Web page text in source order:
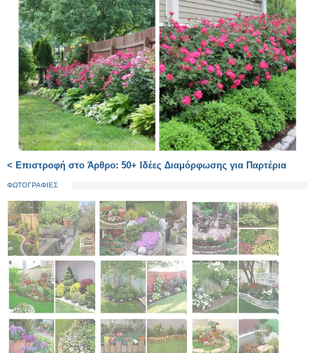
< Επιστροφή στο Άρθρο: 50+ Ιδέες Διαμόρφωσης για Παρτέρια
ΦΩΤΟΓΡΑΦΙΕΣ